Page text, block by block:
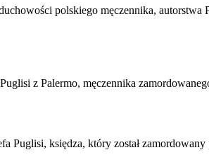
polskiego męczennika,
z Palermo, męczennika
Puglisi, księdza, który został